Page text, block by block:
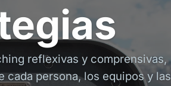
reflexivas y comprensivas,
persona, los equipos y las